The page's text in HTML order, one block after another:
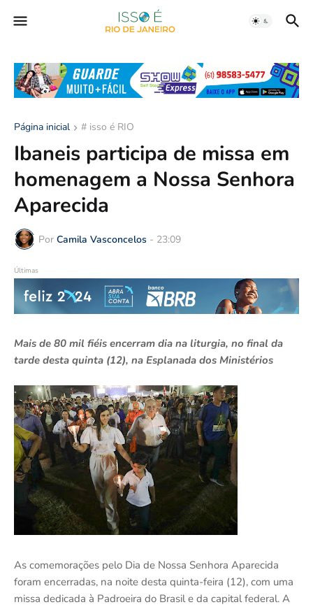
Página inicial # isso é RIO
Ibaneis participa de missa em
homenagem a Nossa Senhora
Aparecida
Por Camila Vasconcelos - 23:09
Últimas
Mais de 80 mil fiéis encerram dia na liturgia, no final da
tarde desta quinta (12), na Esplanada dos Ministérios
As comemorações pelo Dia de Nossa Senhora Aparecida
foram encerradas, na noite desta quinta-feira (12), com uma
missa dedicada à Padroeira do Brasil e da capital federal. A